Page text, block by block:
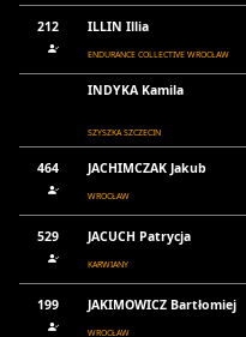
212 ILLIN Illia
ENDURANCE COLLECTIVE WROCŁAW
INDYKA Kamila
SZYSZKA SZCZECIN
464 JACHIMCZAK Jakub
WROCŁAW
529 JACUCH Patrycja
KARWIANY
199 JAKIMOWICZ Bartłomiej
WROCŁAW